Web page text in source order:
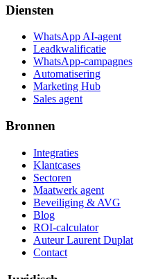
Diensten
WhatsApp AI-agent
Leadkwalificatie
WhatsApp-campagnes
Automatisering
Marketing Hub
Sales agent
Bronnen
Integraties
Klantcases
Sectoren
Maatwerk agent
Beveiliging & AVG
Blog
ROI-calculator
Auteur Laurent Duplat
Contact